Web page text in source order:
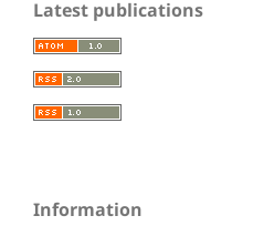
Latest publications
Information